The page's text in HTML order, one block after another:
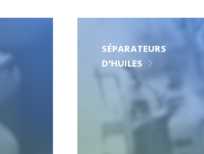
SÉPARATEURS
D'HUILES